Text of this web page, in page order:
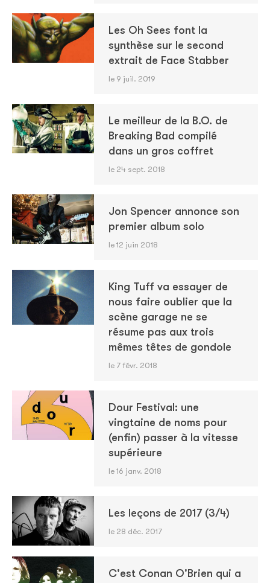
Les Oh Sees font la
synthèse sur le second
extrait de Face Stabber
le 9 juil. 2019
Le meilleur de la B.O. de
Breaking Bad compilé
dans un gros coffret
le 24 sept. 2018
Jon Spencer annonce son
premier album solo
le 12 juin 2018
King Tuff va essayer de
nous faire oublier que la
scène garage ne se
résume pas aux trois
mêmes têtes de gondole
le 7 févr. 2018
Dour Festival: une
vingtaine de noms pour
(enfin) passer à la vitesse
supérieure
le 16 janv. 2018
Les leçons de 2017 (3/4)
le 28 déc. 2017
C'est Conan O'Brien qui a